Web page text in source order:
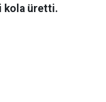
kola üretti.